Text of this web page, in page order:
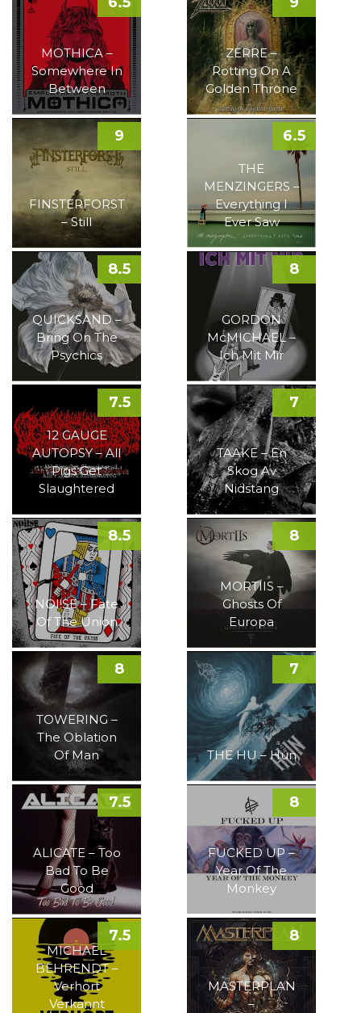
MOTHICA –
Somewhere In
Between
ZERRE –
Rotting On A
Golden Throne
FINSTERFORST
– Still
9
THE
MENZINGERS –
Everything I
Ever Saw
6.5
QUICKSAND –
Bring On The
Psychics
8.5
GORDON
McMICHAEL –
Ich Mit Mir
8
12 GAUGE
AUTOPSY – All
Pigs Get
Slaughtered
7.5
TAAKE – En
Skog Av
Nidstang
7
NOI!SE – Fate
Of The Union
8.5
MORTIIS –
Ghosts Of
Europa
8
TOWERING –
The Oblation
Of Man
8
THE HU – Hun
7
ALICATE – Too
Bad To Be
Good
7.5
FUCKED UP –
Year Of The
Monkey
8
MICHAEL
BEHRENDT –
Verhört
Verkannt
7.5
MASTERPLAN
–
8